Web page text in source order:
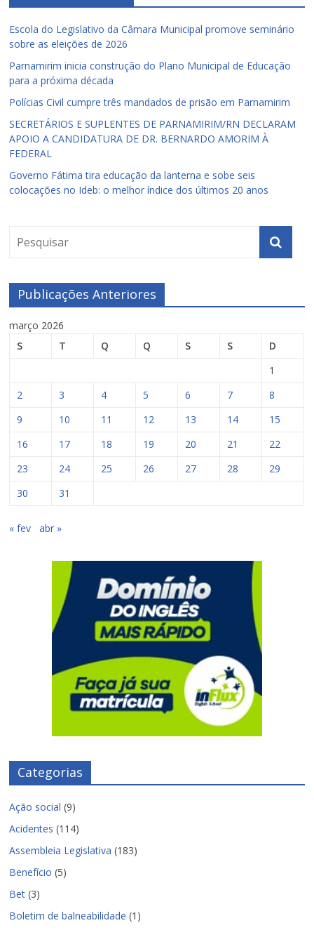
Escola do Legislativo da Câmara Municipal promove seminário
sobre as eleições de 2026
Parnamirim inicia construção do Plano Municipal de Educação
para a próxima década
Polícias Civil cumpre três mandados de prisão em Parnamirim
SECRETÁRIOS E SUPLENTES DE PARNAMIRIM/RN DECLARAM
APOIO A CANDIDATURA DE DR. BERNARDO AMORIM À
FEDERAL
Governo Fátima tira educação da lanterna e sobe seis
colocações no Ideb: o melhor índice dos últimos 20 anos
Publicações Anteriores
março 2026
S
T Q Q S S
D
1
2
3 4 5 6 7
8
9
10 11 12 13 14
15
16
17 18 19 20 21
22
23
24 25 26 27 28
29
30
31
« fev abr »
Categorias
Ação social (9)
Acidentes (114)
Assembleia Legislativa (183)
Benefício (5)
Bet (3)
Boletim de balneabilidade (1)